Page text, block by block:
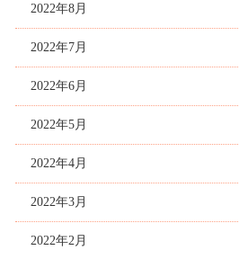
2022年8月
2022年7月
2022年6月
2022年5月
2022年4月
2022年3月
2022年2月